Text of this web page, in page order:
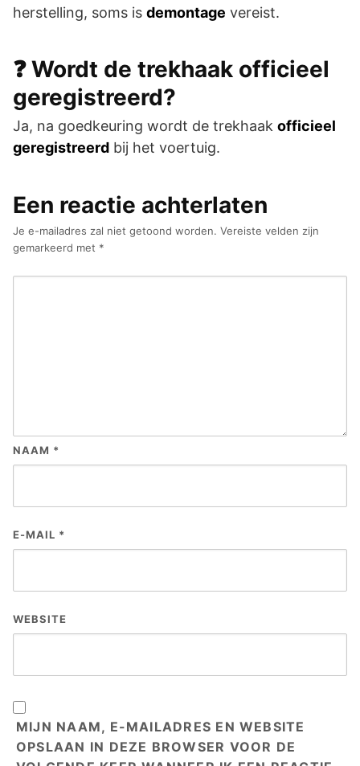
herstelling, soms is demontage vereist.
❓ Wordt de trekhaak officieel
geregistreerd?
Ja, na goedkeuring wordt de trekhaak officieel
geregistreerd bij het voertuig.
Een reactie achterlaten
Je e-mailadres zal niet getoond worden. Vereiste velden zijn
gemarkeerd met *
NAAM *
E-MAIL *
WEBSITE
MIJN NAAM, E-MAILADRES EN WEBSITE
OPSLAAN IN DEZE BROWSER VOOR DE